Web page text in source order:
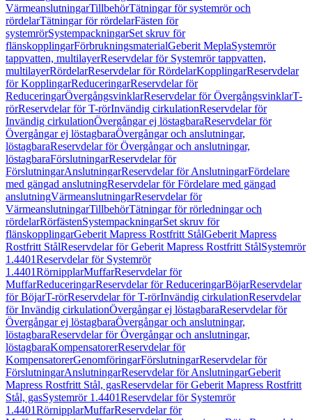
VärmeanslutningarTillbehörTätningar för systemrör och
rördelarTätningar för rördelarFästen för
systemrörSystempackningarSet skruv för
flänskopplingarFörbrukningsmaterialGeberit MeplaSystemrör
tappvatten, multilayerReservdelar för Systemrör tappvatten,
multilayerRördelarReservdelar för RördelarKopplingarReservdelar
för KopplingarReduceringarReservdelar för
ReduceringarÖvergångsvinklarReservdelar för ÖvergångsvinklarT-
rörReservdelar för T-rörInvändig cirkulationReservdelar för
Invändig cirkulationÖvergångar ej löstagbaraReservdelar för
Övergångar ej löstagbaraÖvergångar och anslutningar,
löstagbaraReservdelar för Övergångar och anslutningar,
löstagbaraFörslutningarReservdelar för
FörslutningarAnslutningarReservdelar för AnslutningarFördelare
med gängad anslutningReservdelar för Fördelare med gängad
anslutningVärmeanslutningarReservdelar för
VärmeanslutningarTillbehörTätningar för rörledningar och
rördelarRörfästenSystempackningarSet skruv för
flänskopplingarGeberit Mapress Rostfritt StålGeberit Mapress
Rostfritt StålReservdelar för Geberit Mapress Rostfritt StålSystemrör
1.4401Reservdelar för Systemrör
1.4401RörnipplarMuffarReservdelar för
MuffarReduceringarReservdelar för ReduceringarBöjarReservdelar
för BöjarT-rörReservdelar för T-rörInvändig cirkulationReservdelar
för Invändig cirkulationÖvergångar ej löstagbaraReservdelar för
Övergångar ej löstagbaraÖvergångar och anslutningar,
löstagbaraReservdelar för Övergångar och anslutningar,
löstagbaraKompensatorerReservdelar för
KompensatorerGenomföringarFörslutningarReservdelar för
FörslutningarAnslutningarReservdelar för AnslutningarGeberit
Mapress Rostfritt Stål, gasReservdelar för Geberit Mapress Rostfritt
Stål, gasSystemrör 1.4401Reservdelar för Systemrör
1.4401RörnipplarMuffarReservdelar för